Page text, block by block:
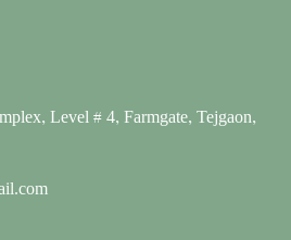
Level # 4, Farmgate, Tejgaon,